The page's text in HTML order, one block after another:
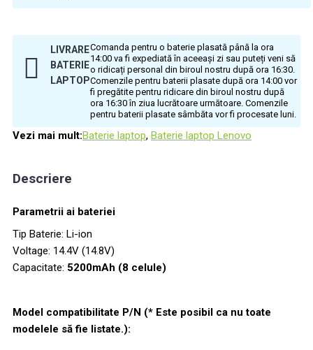
LIVRARE
BATERIE
LAPTOP
Comanda pentru o baterie plasată până la ora
14:00 va fi expediată în aceeași zi sau puteți veni să
o ridicați personal din biroul nostru după ora 16:30.
Comenzile pentru baterii plasate după ora 14:00 vor
fi pregătite pentru ridicare din biroul nostru după
ora 16:30 în ziua lucrătoare următoare. Comenzile
pentru baterii plasate sâmbăta vor fi procesate luni.
Vezi mai mult:Baterie laptop, Baterie laptop Lenovo
Descriere
Parametrii ai bateriei
Tip Baterie: Li-ion
Voltage: 14.4V (14.8V)
Capacitate: 5200mAh (8 celule)
Model compatibilitate P/N (* Este posibil ca nu toate
modelele să fie listate.):